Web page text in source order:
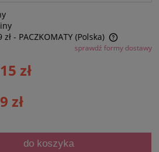
zł - PACZKOMATY(Polska)
kosztów płatnościsprawdź formy dostawy
zł
zł
do koszyka